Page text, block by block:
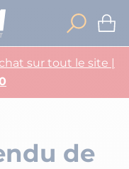
sur tout le site |
de